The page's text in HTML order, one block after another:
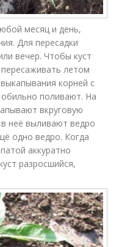
месяц и день,
Для пересадки
вечер. Чтобы куст
летом
корней с
поливают. На
вкруговую
неё выливают ведро
одно ведро. Когда
аккуратно
разросшийся,